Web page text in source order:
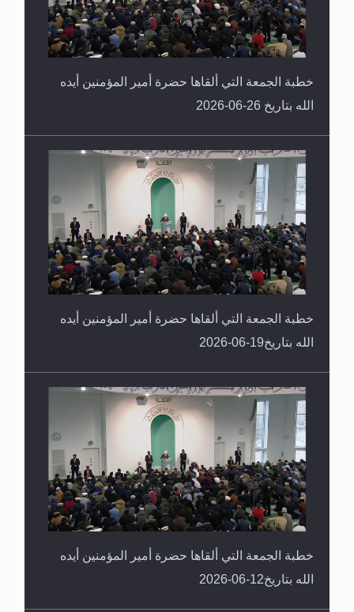
خطبة الجمعة التي ألقاها حضرة أمير المؤمنين أيده
الله بتاريخ 26-06-2026
خطبة الجمعة التي ألقاها حضرة أمير المؤمنين أيده
الله بتاريخ19-06-2026
خطبة الجمعة التي ألقاها حضرة أمير المؤمنين أيده
الله بتاريخ12-06-2026